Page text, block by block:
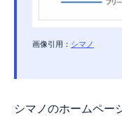
画像引用： シマノ
シマノのホームペー